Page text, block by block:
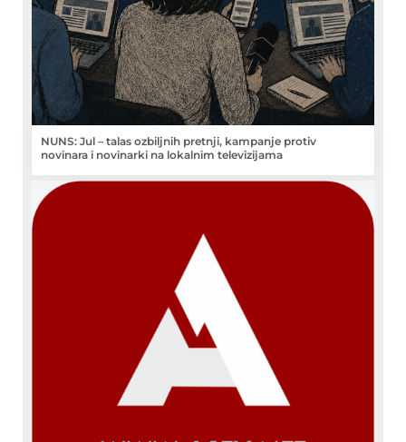
NUNS: Jul – talas ozbiljnih pretnji, kampanje protiv
novinara i novinarki na lokalnim televizijama